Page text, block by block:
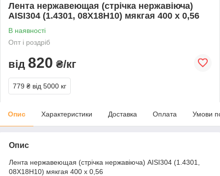
Лента нержавеющая (стрічка нержавіюча)
AISI304 (1.4301, 08Х18Н10) мякгая 400 х 0,56
В наявності
Опт і роздріб
від 820 ₴/кг
779 ₴ від 5000 кг
Опис Характеристики Доставка Оплата Умови
Опис
Лента нержавеющая (стрічка нержавіюча) AISI304 (1.4301,
08Х18Н10) мякгая 400 х 0,56